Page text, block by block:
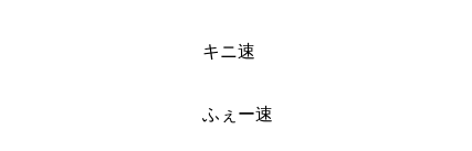
キニ速
ふぇー速